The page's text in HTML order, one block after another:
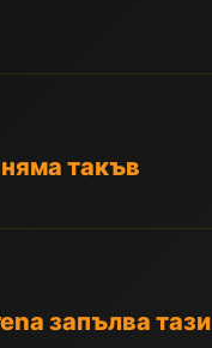
такъв
запълва тази